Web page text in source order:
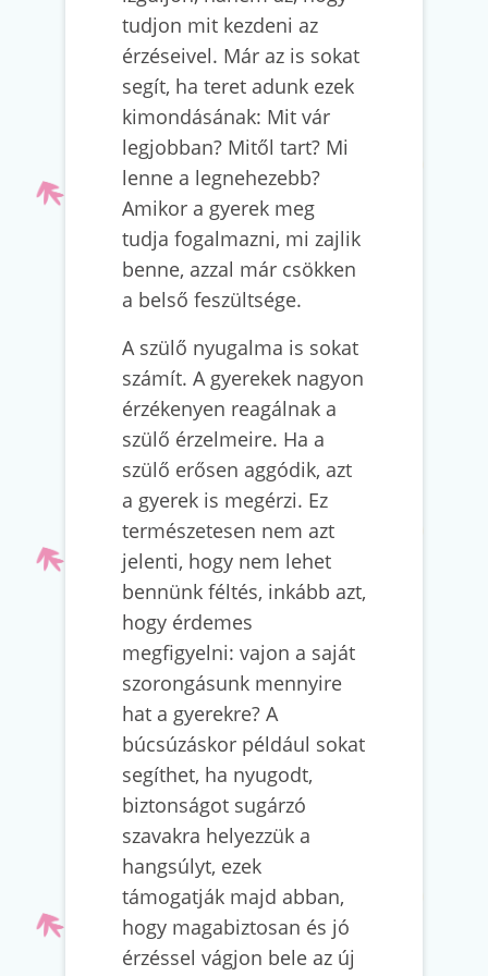
tudjon mit kezdeni az
érzéseivel. Már az is sokat
segít, ha teret adunk ezek
kimondásának: Mit vár
legjobban? Mitől tart? Mi
lenne a legnehezebb?
Amikor a gyerek meg
tudja fogalmazni, mi zajlik
benne, azzal már csökken
a belső feszültsége.
A szülő nyugalma is sokat
számít. A gyerekek nagyon
érzékenyen reagálnak a
szülő érzelmeire. Ha a
szülő erősen aggódik, azt
a gyerek is megérzi. Ez
természetesen nem azt
jelenti, hogy nem lehet
bennünk féltés, inkább azt,
hogy érdemes
megfigyelni: vajon a saját
szorongásunk mennyire
hat a gyerekre? A
búcsúzáskor például sokat
segíthet, ha nyugodt,
biztonságot sugárzó
szavakra helyezzük a
hangsúlyt, ezek
támogatják majd abban,
hogy magabiztosan és jó
érzéssel vágjon bele az új